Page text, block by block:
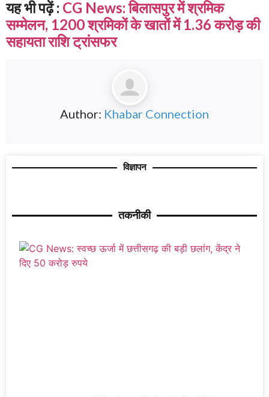
यह भी पढ़ें : CG News: बिलासपुर में श्रमिक
सम्मेलन, 1200 श्रमिकों के खातों में 1.36 करोड़ की
सहायता राशि ट्रांसफर
Author: Khabar Connection
विज्ञापन
तकनीकी